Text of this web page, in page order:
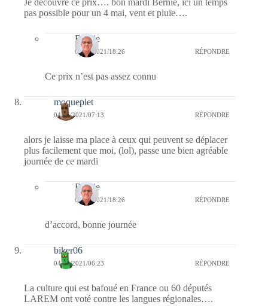
pas possible pour un 4 mai, vent et pluie….
Bernie
04/05/2021/18:26 RÉPONDRE
Ce prix n’est pas assez connu
moqueplet
04/05/2021/07:13 RÉPONDRE
alors je laisse ma place à ceux qui peuvent se déplacer
plus facilement que moi, (lol), passe une bien agréable
journée de ce mardi
Bernie
04/05/2021/18:26 RÉPONDRE
d’accord, bonne journée
biker06
04/05/2021/06:23 RÉPONDRE
La culture qui est bafoué en France ou 60 députés
LAREM ont voté contre les langues régionales….